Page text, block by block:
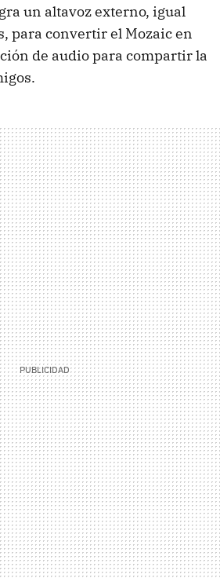
un altavoz externo, igual
para convertir el Mozaic en
de audio para compartir la